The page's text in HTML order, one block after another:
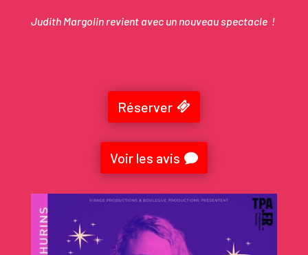
Judith Margolin revient avec un nouveau spectacle !
Réserver
Voir les avis